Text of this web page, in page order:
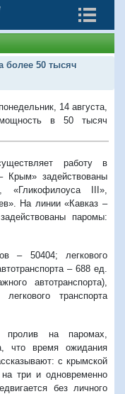
более 50 тысяч
14 августа,
мощность в 50 тысяч
работу в
задействованы
«Гликофилоуса III»,
На линии «Кавказ –
паромы:
– 50404; легкового
– 688 ед.
автотранспорта),
транспорта
пролив на паромах,
что время ожидания
с крымской
три и одновременно
без личного